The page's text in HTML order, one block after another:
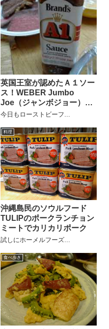
英国王室が認めたＡ１ソー
ス！WEBER Jumbo
Joe（ジャンボジョー）で
ローストビーフ
今日もローストビーフ...
料理
沖縄島民のソウルフード
TULIPのポークランチョン
ミートでカリカリポーク
試しにホーメルフーズ...
食べ歩き